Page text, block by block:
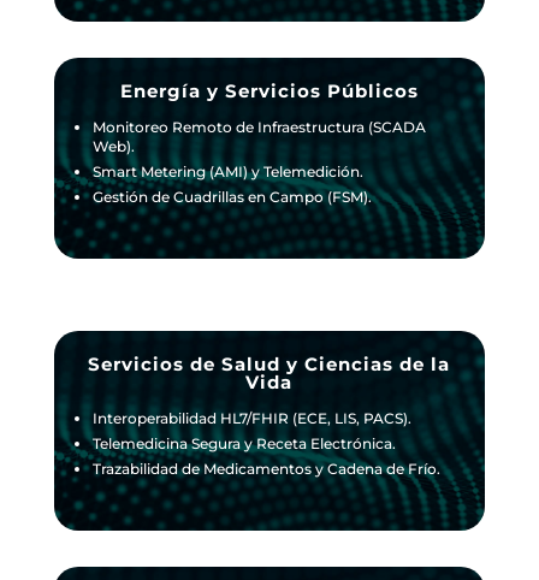
Energía y Servicios Públicos
Monitoreo Remoto de Infraestructura (SCADA
Web).
Smart Metering (AMI) y Telemedición.
Gestión de Cuadrillas en Campo (FSM).
Servicios de Salud y Ciencias de la
Vida
Interoperabilidad HL7/FHIR (ECE, LIS, PACS).
Telemedicina Segura y Receta Electrónica.
Trazabilidad de Medicamentos y Cadena de Frío.